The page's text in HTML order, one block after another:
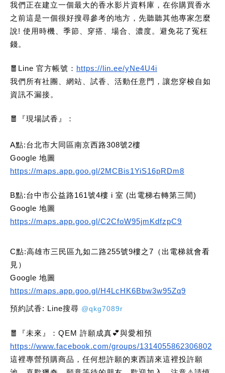
我們正在建立一個最大的香水影片資料庫，在你購買香水
之前這是一個很好搜尋參考的地方，先聽聽其他專家怎麼
說! 使用時機、季節、穿搭、場合、濃度。避免花了冤枉
錢。
🧧Line 官方帳號： https://lin.ee/yNe4U4i
我們所有社團、網站、試香、活動任意門，讓您穿梭自如
資訊不漏接。
🧧 『現場試香』：
A點:台北市大同區南京西路308號2樓
Google 地圖
https://maps.app.goo.gl/2MCBis1YiS16pRDm8
B點:台中市公益路161號4樓 i 室 (出電梯右轉第三間)
Google 地圖
https://maps.app.goo.gl/C2CfoW95jmKdfzpC9
C點:高雄市三民區九如二路255號9樓之7（出電梯就會看
見）
Google 地圖
https://maps.app.goo.gl/H4LcHK6Bbw3w95Zq9
預約試香: Line搜尋 @qkg7089r
🧧『未來』：QEM 許願成真💕與愛相預
https://www.facebook.com/groups/1314055862306802
這裡專營預購商品，任何想許願的東西請來這裡投許願